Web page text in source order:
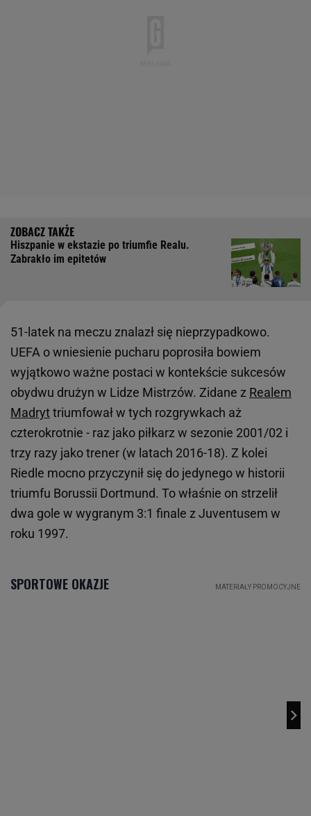
Hiszpanie w ekstazie po triumfie Realu.
Zabrakło im epitetów
51-latek na meczu znalazł się nieprzypadkowo.
UEFA o wniesienie pucharu poprosiła bowiem
wyjątkowo ważne postaci w kontekście sukcesów
obydwu drużyn w Lidze Mistrzów. Zidane z Realem
Madryttriumfował w tych rozgrywkach aż
czterokrotnie - raz jako piłkarz w sezonie 2001/02 i
trzy razy jako trener (w latach 2016-18). Z kolei
Riedle mocno przyczynił się do jedynego w historii
triumfu Borussii Dortmund. To właśnie on strzelił
dwa gole w wygranym 3:1 finale z Juventusem w
roku 1997.